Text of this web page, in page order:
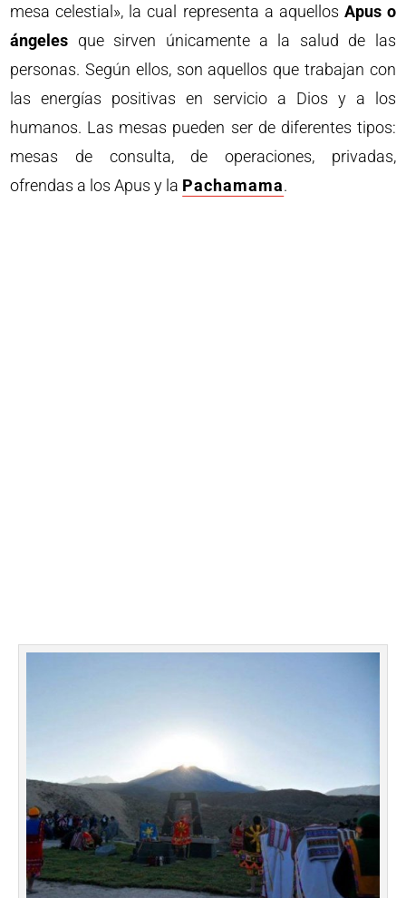
mesa celestial», la cual representa a aquellos Apus o
ángeles que sirven únicamente a la salud de las
personas. Según ellos, son aquellos que trabajan con
las energías positivas en servicio a Dios y a los
humanos. Las mesas pueden ser de diferentes tipos:
mesas de consulta, de operaciones, privadas,
ofrendas a los Apus y la Pachamama.